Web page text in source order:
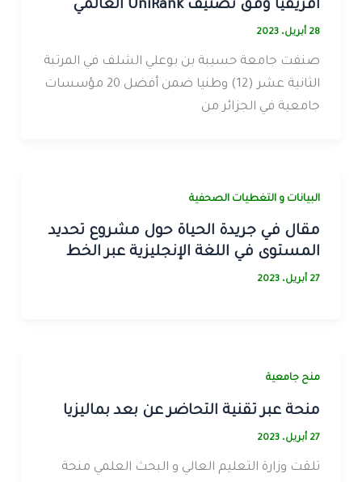
أفريقيا وفق تصنيف UniRank العالمي
28 أبريل، 2023
صنفت جامعة حسيبة بن بوعلي الشلف في المرتبة
الثانية عشر (12) وطنيا ضمن أفضل 20 مؤسسات
جامعية في الجزائر من
البيانات و التغطيات الصحفية
مقال في جريدة الحياة حول مشروع تحديد
المستوى في اللغة الإنجليزية عبر الخط
27 أبريل، 2023
منح جامعية
منحة عبر تقنية التحاضر عن بعد بماليزيا
27 أبريل، 2023
تلقت وزارة التعليم العالي و البحث العلمي منحة